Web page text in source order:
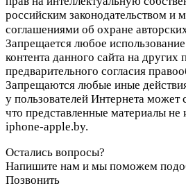
российским законодательством
соглашениями об охране
Запрещается любое
контента данного сайта на других
предварительного согласия
Запрещаются любые иные
у пользователей Интернета может
что представленные материалы
iphone-apple.by.
Остались вопросы?
Напишите нам и мы поможем
Позвонить